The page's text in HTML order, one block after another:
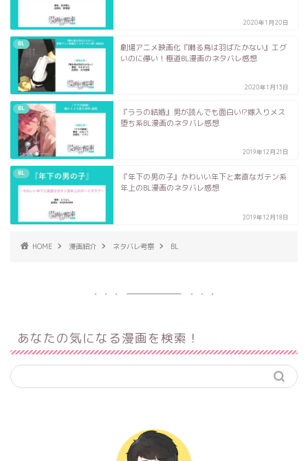
2020年1月20日
BL
劇場アニメ映画化『囀る鳥は羽ばたかない』エグ
いのに儚い！極道BL漫画のネタバレ感想
2020年1月13日
BL
『ララの結婚』男が読んでも面白い!?嫁入りメス
堕ち系BL漫画のネタバレ感想
2019年12月21日
BL
『年下の男の子』かわいい年下と素直なガテン系
年上のBL漫画のネタバレ感想
2019年12月18日
HOME 漫画紹介 ネタバレ考察 BL
あなたの気になる漫画を検索！